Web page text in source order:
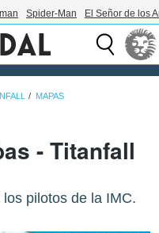
Spider-Man El Señor de los
MAPAS
- Titanfall
pilotos de la IMC.